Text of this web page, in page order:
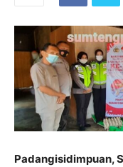
Padangisidimpuan,